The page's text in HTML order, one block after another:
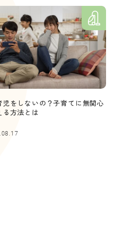
児をしないの？子育てに無関心
る方法とは